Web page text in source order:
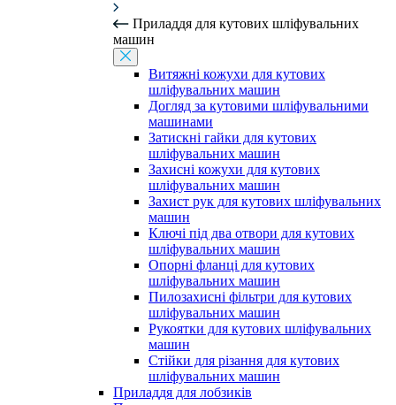
Приладдя для кутових шліфувальних
машин
Витяжні кожухи для кутових
шліфувальних машин
Догляд за кутовими шліфувальними
машинами
Затискні гайки для кутових
шліфувальних машин
Захисні кожухи для кутових
шліфувальних машин
Захист рук для кутових шліфувальних
машин
Ключі під два отвори для кутових
шліфувальних машин
Опорні фланці для кутових
шліфувальних машин
Пилозахисні фільтри для кутових
шліфувальних машин
Рукоятки для кутових шліфувальних
машин
Стійки для різання для кутових
шліфувальних машин
Приладдя для лобзиків